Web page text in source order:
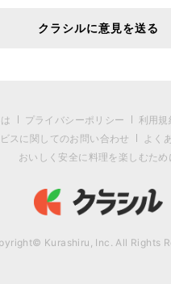
クラシルに意見を送る
プライバシーポリシー 利用規
スに関してのお問い合わせ
よく
おいしく安全に料理を楽しむため
Kurashiru, Inc. All Rights